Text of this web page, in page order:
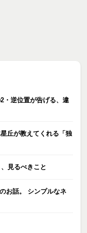
逆位置が告げる、違
丘が教えてくれる「独
見るべきこと
お話。 シンプルなネ